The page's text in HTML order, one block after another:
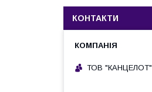
КОНТАКТИ
ТОВ "КАНЦЕЛОТ"